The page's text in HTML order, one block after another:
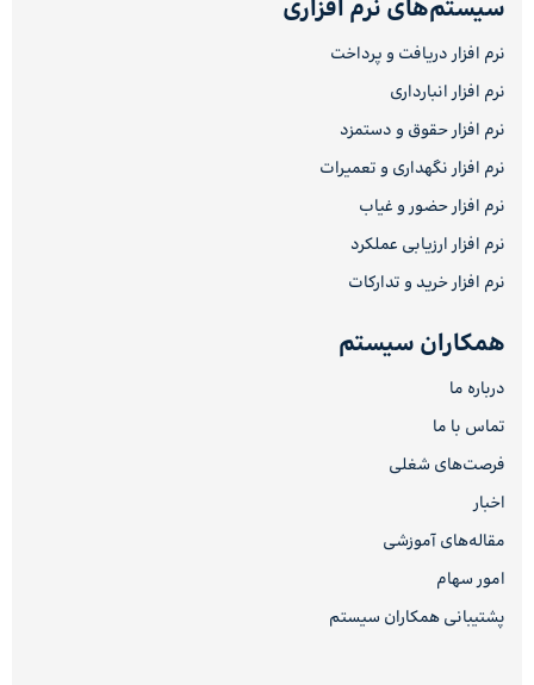
سیستم‌های نرم افزاری
نرم افزار دریافت و پرداخت
نرم افزار انبارداری
نرم افزار حقوق و دستمزد
نرم افزار نگهداری و تعمیرات
نرم افزار حضور و غیاب
نرم افزار ارزیابی عملکرد
نرم افزار خرید و تدارکات
همکاران سیستم
درباره ما
تماس با ما
فرصت‌های شغلی
اخبار
مقاله‌های آموزشی
امور سهام
پشتیبانی همکاران سیستم